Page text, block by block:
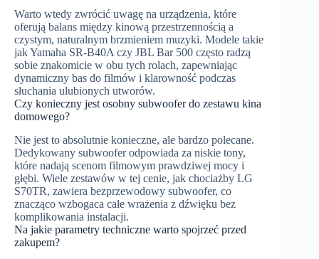
Warto wtedy zwrócić uwagę na urządzenia, które
oferują balans między kinową przestrzennością a
czystym, naturalnym brzmieniem muzyki. Modele takie
jak Yamaha SR-B40A czy JBL Bar 500 często radzą
sobie znakomicie w obu tych rolach, zapewniając
dynamiczny bas do filmów i klarowność podczas
słuchania ulubionych utworów.
Czy konieczny jest osobny subwoofer do zestawu kina
domowego?
Nie jest to absolutnie konieczne, ale bardzo polecane.
Dedykowany subwoofer odpowiada za niskie tony,
które nadają scenom filmowym prawdziwej mocy i
głębi. Wiele zestawów w tej cenie, jak chociażby LG
S70TR, zawiera bezprzewodowy subwoofer, co
znacząco wzbogaca całe wrażenia z dźwięku bez
komplikowania instalacji.
Na jakie parametry techniczne warto spojrzeć przed
zakupem?